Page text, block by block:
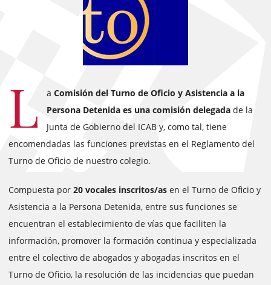
L a Comisión del Turno de Oficio y Asistencia a la
Persona Detenida es una comisión delegada de la
Junta de Gobierno del ICAB y, como tal, tiene
encomendadas las funciones previstas en el Reglamento del
Turno de Oficio de nuestro colegio.
Compuesta por 20 vocales inscritos/as en el Turno de Oficio y
Asistencia a la Persona Detenida, entre sus funciones se
encuentran el establecimiento de vías que faciliten la
información, promover la formación continua y especializada
entre el colectivo de abogados y abogadas inscritos en el
Turno de Oficio, la resolución de las incidencias que puedan